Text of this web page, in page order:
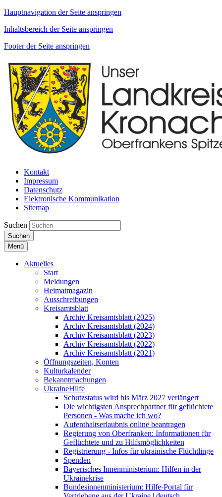
Hauptnavigation der Seite anspringen
Inhaltsbereich der Seite anspringen
Footer der Seite anspringen
Kontakt
Impressum
Datenschutz
Elektronische Kommunikation
Sitemap
Suchen
Suchen
Menü
Aktuelles
Start
Meldungen
Heimatmagazin
Ausschreibungen
Kreisamtsblatt
Archiv Kreisamtsblatt (2025)
Archiv Kreisamtsblatt (2024)
Archiv Kreisamtsblatt (2023)
Archiv Kreisamtsblatt (2022)
Archiv Kreisamtsblatt (2021)
Öffnungszeiten, Konten
Kulturkalender
Bekanntmachungen
UkraineHilfe
Schutzstatus wird bis März 2027 verlängert
Die wichtigsten Ansprechpartner für geflüchtete
Personen - Was mache ich wo?
Aufenthaltserlaubnis online beantragen
Regierung von Oberfranken: Informationen für
Geflüchtete und zu Hilfsmöglichkeiten
Registrierung - Infos für ukrainische Flüchtlinge
Spenden
Bayerisches Innenministerium: Hilfen in der
Ukrainekrise
Bundesinnenministerium: Hilfe-Portal für